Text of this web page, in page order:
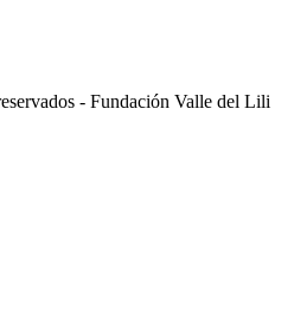
- Fundación Valle del Lili